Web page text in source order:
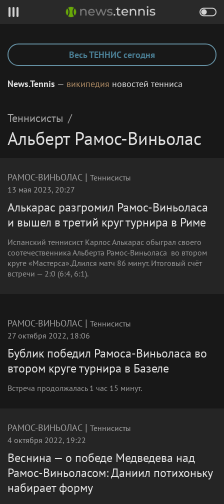
Весь ТЕННИС сегодня
News.Tennis — википедия новостей тенниса
Теннисисты /
Альберт Рамос-Виньолас
РАМОС-ВИНЬОЛАС | Теннисисты
13 мая 2023, 20:27
Алькарас разгромил Рамос-Виньоласа
и вышел в третий круг турнира в Риме
Испанский теннисист Карлос Алькарас обыграл своего
соотечественника Альберта Рамос-Виньоласа во втором
круге «Мастерса».Длился матч 86 минут. Итоговый счёт
встречи — 2:0 (6:4, 6:1).
РАМОС-ВИНЬОЛАС | Теннисисты
27 октября 2022, 18:06
Бублик победил Рамоса-Виньоласа во
втором круге турнира в Базеле
Встреча продолжалась 1 час 15 минут.
РАМОС-ВИНЬОЛАС | Теннисисты
4 октября 2022, 19:22
Веснина — о победе Медведева над
Рамос-Виньоласом: Даниил потихоньку
набирает форму